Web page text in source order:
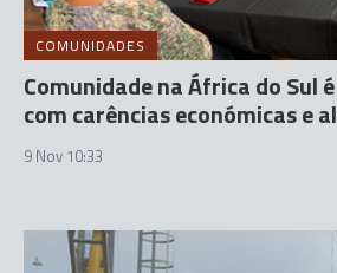
COMUNIDADES
Comunidade na África do Sul
com carências económicas e
9 Nov 10:33